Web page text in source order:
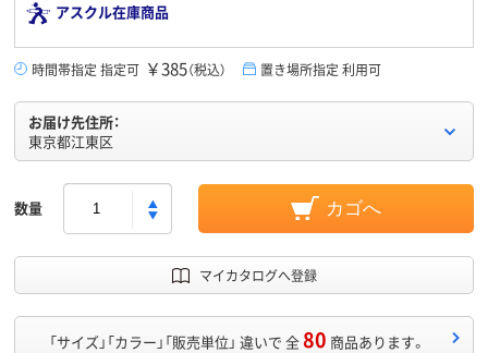
アスクル在庫商品
時間帯指定 指定可 ￥385（税込） 置き場所指定 利用可
お届け先住所：
東京都江東区
数量 カゴへ
マイカタログへ登録
「サイズ」「カラー」「販売単位」 違いで 全80 商品あります。